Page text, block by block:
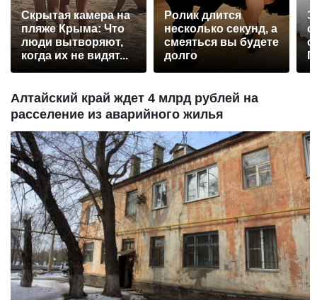
Скрытая камера на
пляже Крыма: Что
люди вытворяют,
когда их не видят...
Ролик длится
несколько секунд, а
смеяться вы будете
долго
Алтайский край ждет 4 млрд рублей на
расселение из аварийного жилья